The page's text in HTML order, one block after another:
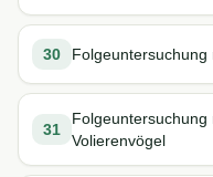
30
31
Folgeuntersuchung
Volierenvögel